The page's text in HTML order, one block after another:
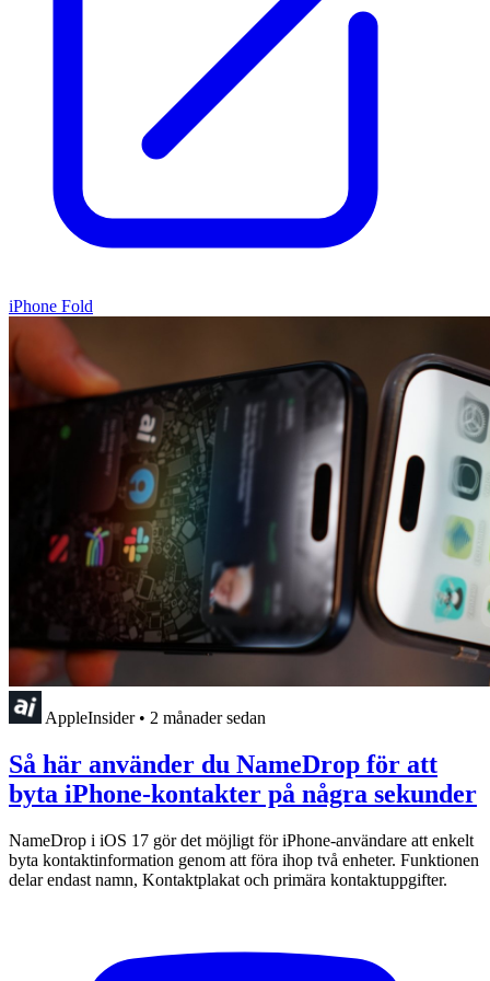
iPhone Fold
AppleInsider • 2 månader sedan
Så här använder du NameDrop för att
byta iPhone-kontakter på några sekunder
NameDrop i iOS 17 gör det möjligt för iPhone-användare att enkelt
byta kontaktinformation genom att föra ihop två enheter. Funktionen
delar endast namn, Kontaktplakat och primära kontaktuppgifter.